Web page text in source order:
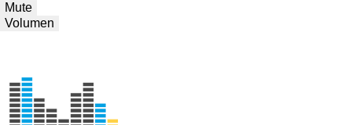
Mute
Volumen